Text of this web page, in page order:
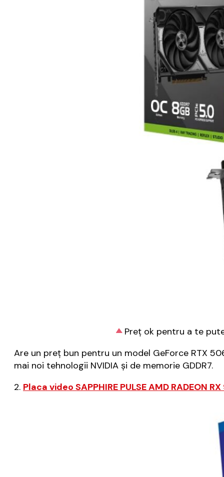
Preț ok pentru a te
Are un preț bun pentru un model GeForce RTX
mai noi tehnologii NVIDIA și de memorie GDDR7.
2. Placa video SAPPHIRE PULSE AMD RADEON